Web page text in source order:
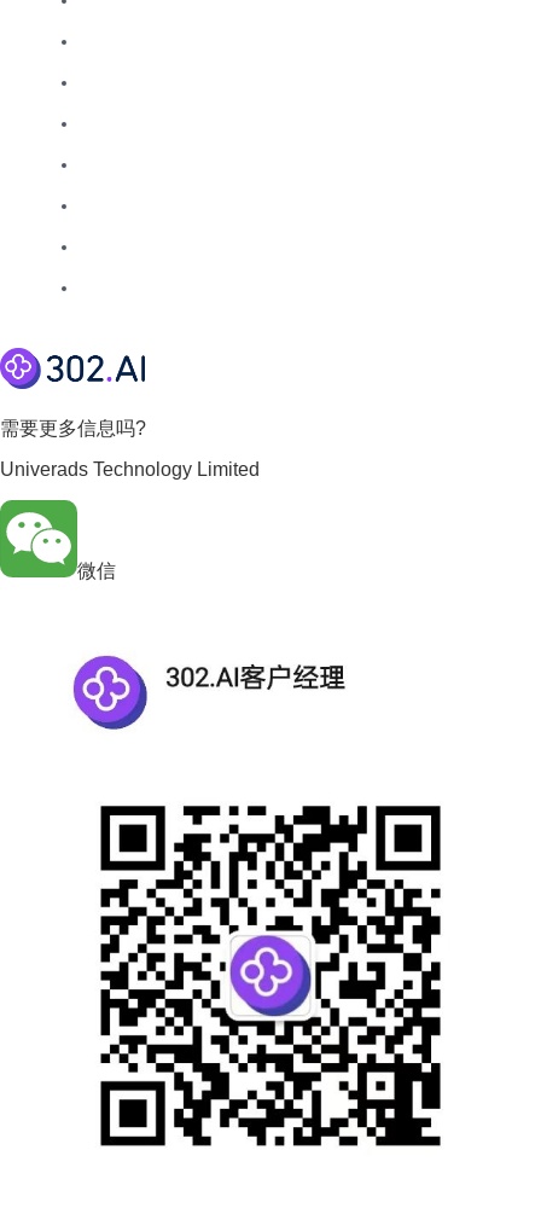
需要更多信息吗?
Univerads Technology Limited
微信